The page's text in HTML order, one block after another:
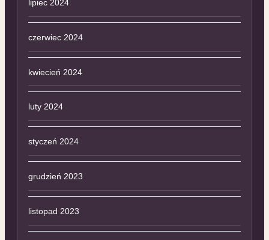
lipiec 2024
czerwiec 2024
kwiecień 2024
luty 2024
styczeń 2024
grudzień 2023
listopad 2023